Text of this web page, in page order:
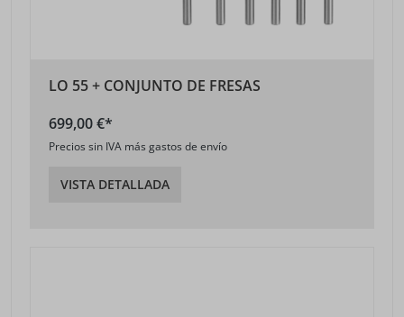
LO 55 + CONJUNTO DE FRESAS
699,00 €*
Precios sin IVA más gastos de envío
VISTA DETALLADA